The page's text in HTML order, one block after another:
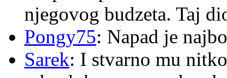
njegovog budzeta. Taj
Pongy75: Napad je
Sarek: I stvarno mu